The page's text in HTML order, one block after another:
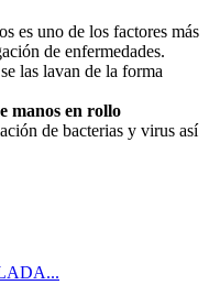
es uno de los factores más
de enfermedades.
las lavan de la forma
manos en rollo
de bacterias y virus así